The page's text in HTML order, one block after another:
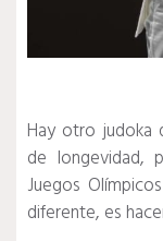
Hay otro judoka
de longevidad,
Juegos
diferente, es